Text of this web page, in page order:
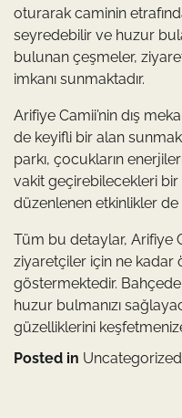
oturarak caminin
seyredebilir ve huzur
bulunan çeşmeler,
imkanı sunmaktadır.
Arifiye Camii’nin dış
de keyifli bir alan
parkı, çocukların
vakit geçirebilecekleri bir
düzenlenen etkinlikler
Tüm bu detaylar, Arifiye
ziyaretçiler için ne
göstermektedir.
huzur bulmanızı
güzelliklerini
Posted in Uncategorized